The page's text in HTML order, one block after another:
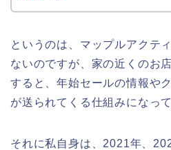
というのは、マップルアクテ
ないのですが、家の近くのお
すると、年始セールの情報や
が送られてくる仕組みになっ
それに私自身は、2021年、